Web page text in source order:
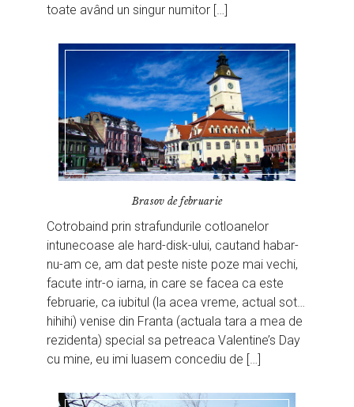
toate având un singur numitor […]
Brasov de februarie
Cotrobaind prin strafundurile cotloanelor
intunecoase ale hard-disk-ului, cautand habar-
nu-am ce, am dat peste niste poze mai vechi,
facute intr-o iarna, in care se facea ca este
februarie, ca iubitul (la acea vreme, actual sot…
hihihi) venise din Franta (actuala tara a mea de
rezidenta) special sa petreaca Valentine’s Day
cu mine, eu imi luasem concediu de […]